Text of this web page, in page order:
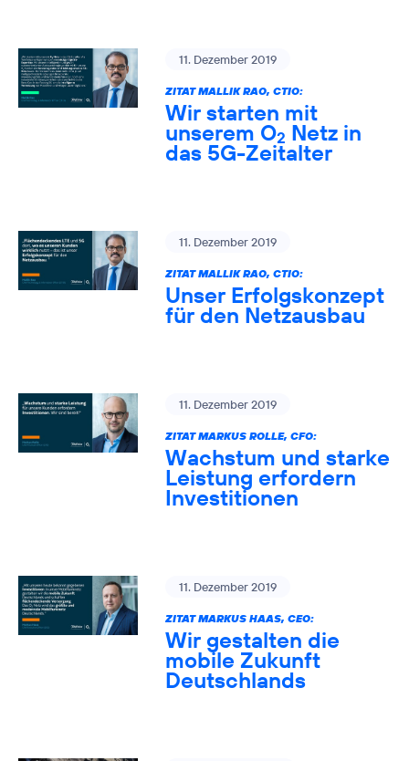
11. Dezember 2019
ZITAT MALLIK RAO, CTIO:
Wir starten mit
unserem O2 Netz in
das 5G-Zeitalter
11. Dezember 2019
ZITAT MALLIK RAO, CTIO:
Unser Erfolgskonzept
für den Netzausbau
11. Dezember 2019
ZITAT MARKUS ROLLE, CFO:
Wachstum und starke
Leistung erfordern
Investitionen
11. Dezember 2019
ZITAT MARKUS HAAS, CEO:
Wir gestalten die
mobile Zukunft
Deutschlands